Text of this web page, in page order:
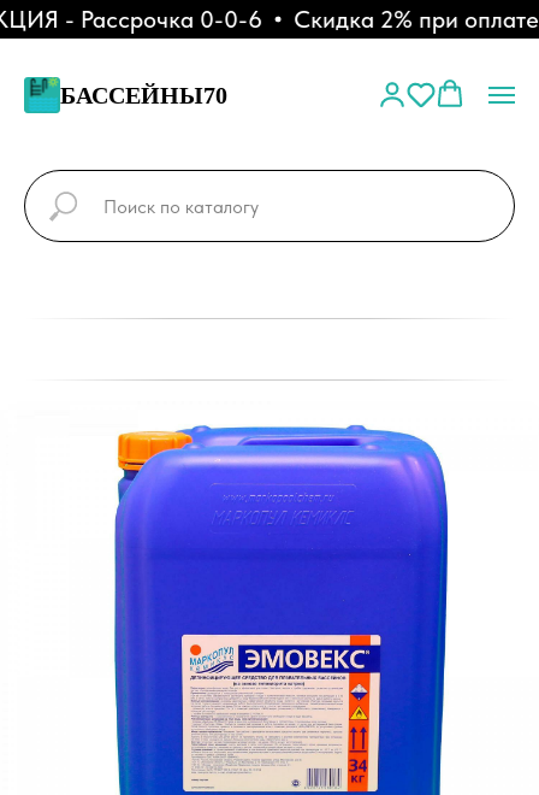
- Рассрочка 0-0-6 Скидка 2% при оплате
БАССЕЙНЫ70